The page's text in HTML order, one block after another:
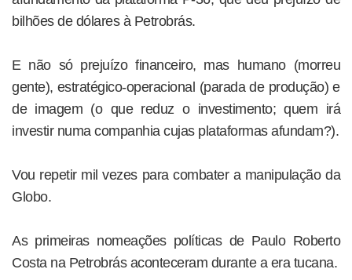
bilhões de dólares à Petrobrás.
E não só prejuízo financeiro, mas humano (morreu
gente), estratégico-operacional (parada de produção) e
de imagem (o que reduz o investimento; quem irá
investir numa companhia cujas plataformas afundam?).
Vou repetir mil vezes para combater a manipulação da
Globo.
As primeiras nomeações políticas de Paulo Roberto
Costa na Petrobrás aconteceram durante a era tucana.